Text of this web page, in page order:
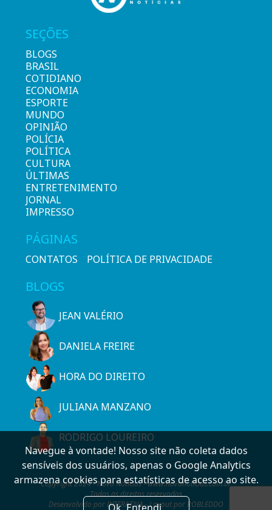
SEÇÕES
BLOGS
BRASIL
COTIDIANO
ECONOMIA
ESPORTE
MUNDO
OPINIÃO
POLÍCIA
POLÍTICA
CULTURA
ÚLTIMAS
ENTRETENIMENTO
JORNAL
IMPRESSO
PÁGINAS
CONTATOS POLÍTICA DE PRIVACIDADE
BLOGS
JEAN VALÉRIO
DANIELA FREIRE
HORA DO DIREITO
JULIANA MANZANO
RODRIGO LOUREIRO
Copyright 2024 - Novo Notícias - www.novonoticias.com.br
Todos os direitos reservados
Desenvolvido por INTERATIVA - Layout por ROBLEDDO
Navegue à vontade! Nosso site não coleta dados
sensíveis dos usuários, apenas o Google Analytics
armazena cookies para estatísticas de acesso ao site.